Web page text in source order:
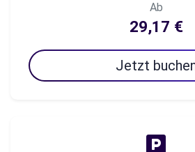
Ab
29,17 €
Jetzt